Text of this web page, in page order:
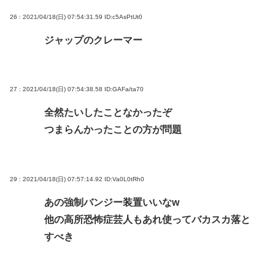
26 : 2021/04/18(日) 07:54:31.59 ID:c5AsPtUt0
ジャップのクレーマー
27 : 2021/04/18(日) 07:54:38.58 ID:GAFa/ta70
全然たいしたことなかったぞ
つまらんかったことの方が問題
29 : 2021/04/18(日) 07:57:14.92 ID:Va0L0tRh0
あの強制バンジー装置いいなw
他の高所恐怖症芸人もあれ使ってバカスカ落と
すべき